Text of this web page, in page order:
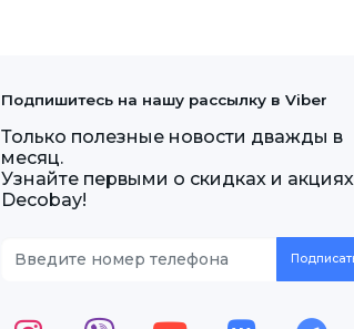
Подпишитесь на нашу рассылку в Viber
Только полезные новости дважды в
месяц.
Узнайте первыми о скидках и акциях
Decobay!